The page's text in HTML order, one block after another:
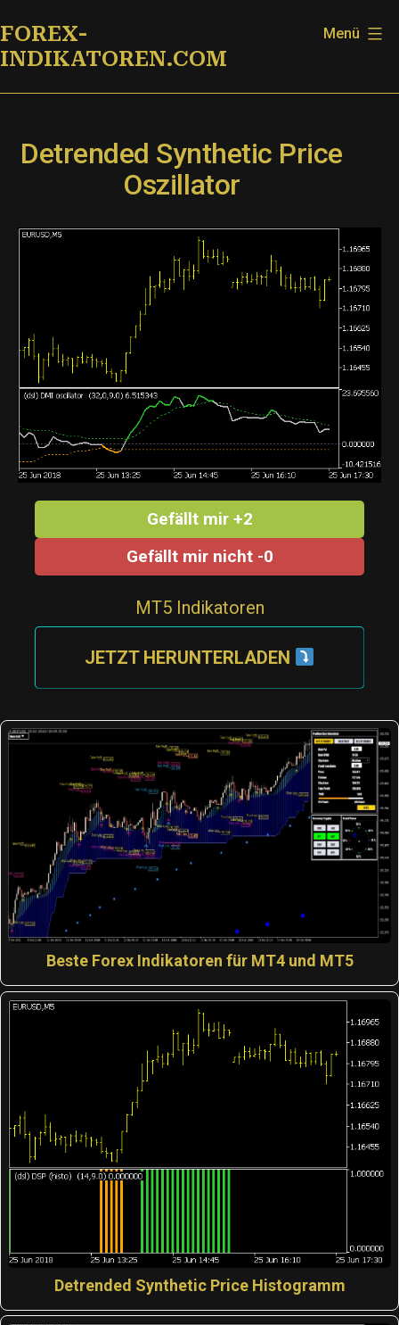
Inhalt
springen
FOREX-
INDIKATOREN.COM
Menü
Detrended Synthetic Price
Oszillator
Gefällt mir +2
Gefällt mir nicht -0
MT5 Indikatoren
JETZT HERUNTERLADEN
Beste Forex Indikatoren für MT4 und MT5
Detrended Synthetic Price Histogramm